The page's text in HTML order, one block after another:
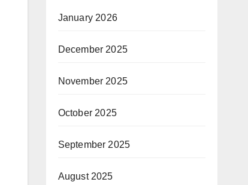
January 2026
December 2025
November 2025
October 2025
September 2025
August 2025